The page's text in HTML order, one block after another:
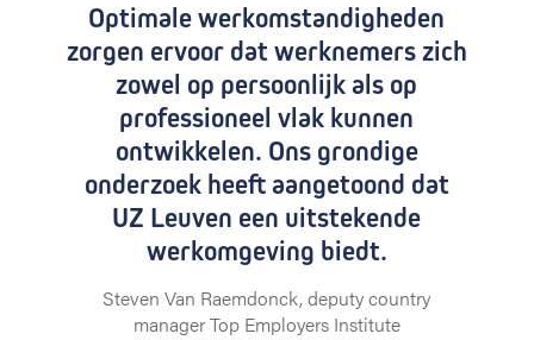
Optimale werkomstandigheden
zorgen ervoor dat werknemers zich
zowel op persoonlijk als op
professioneel vlak kunnen
ontwikkelen. Ons grondige
onderzoek heeft aangetoond dat
UZ Leuven een uitstekende
werkomgeving biedt.
Steven Van Raemdonck, deputy country
manager Top Employers Institute